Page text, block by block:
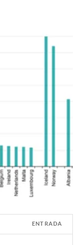
ENTRADA